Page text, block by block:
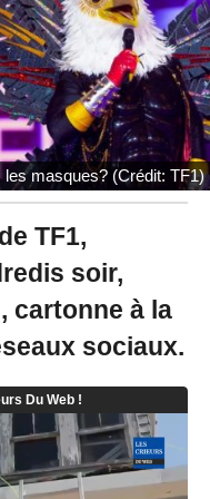
masques? (Crédit: TF1)
TF1,
soir,
cartonne à la
sociaux.